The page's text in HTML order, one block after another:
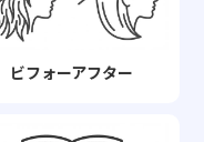
ビフォーアフター